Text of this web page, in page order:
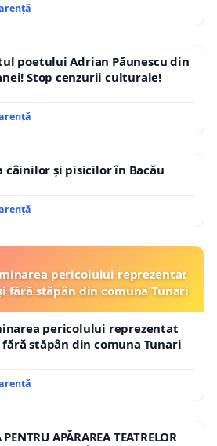
poetului Adrian Păunescu din
Stop cenzurii culturale!
câinilor și pisicilor în Bacău
pericolului reprezentat
fără stăpân din comuna Tunari
pericolului reprezentat
stăpân din comuna Tunari
APĂRAREA TEATRELOR